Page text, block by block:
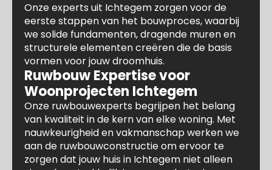
Onze experts uit Ichtegem zorgen voor de
eerste stappen van het bouwproces, waarbij
we solide fundamenten, dragende muren en
structurele elementen creëren die de basis
vormen voor jouw droomhuis.
Ruwbouw Expertise voor
Woonprojecten Ichtegem
Onze ruwbouwexperts begrijpen het belang
van kwaliteit in de kern van elke woning. Met
nauwkeurigheid en vakmanschap werken we
aan de ruwbouwconstructie om ervoor te
zorgen dat jouw huis in Ichtegem niet alleen